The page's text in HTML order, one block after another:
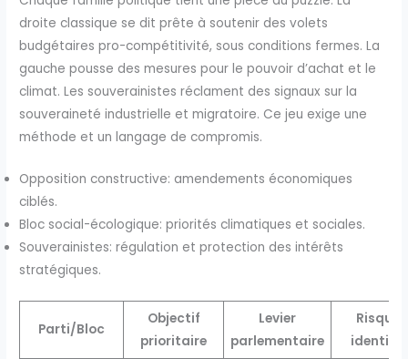
droite classique se dit prête à soutenir des volets
budgétaires pro-compétitivité, sous conditions fermes. La
gauche pousse des mesures pour le pouvoir d’achat et le
climat. Les souverainistes réclament des signaux sur la
souveraineté industrielle et migratoire. Ce jeu exige une
méthode et un langage de compromis.
Opposition constructive: amendements économiques
ciblés.
Bloc social-écologique: priorités climatiques et sociales.
Souverainistes: régulation et protection des intérêts
stratégiques.
Parti/Bloc
Objectif
prioritaire
Levier
parlementaire
Risque
identifié